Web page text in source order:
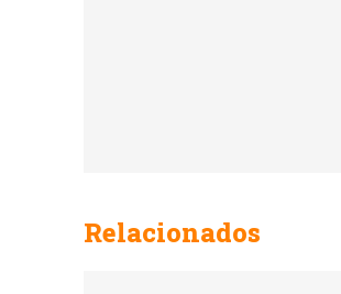
Relacionados